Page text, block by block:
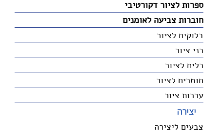
ספרות לציור דקורטיבי
חוברות צביעה לאומנים
בלוקים לציור
כני ציור
כלים לציור
חומרים לציור
ערכות ציור
יצירה
צבעים ליצירה